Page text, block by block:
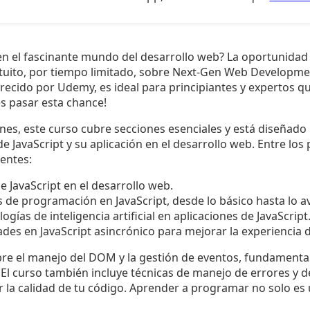
el fascinante mundo del desarrollo web? La
por tiempo limitado, sobre Next-Gen Web
por Udemy, es ideal para principiantes y expertos
pasar esta chance!
este curso cubre secciones esenciales y está
JavaScript y su aplicación en el desarrollo web. Entre
JavaScript en el desarrollo web.
programación en JavaScript, desde lo básico hasta lo
de inteligencia artificial en aplicaciones de JavaScript.
en JavaScript asincrónico para mejorar la experiencia
el manejo del DOM y la gestión de eventos,
curso también incluye técnicas de manejo de errores y
calidad de tu código. Aprender a programar no solo es